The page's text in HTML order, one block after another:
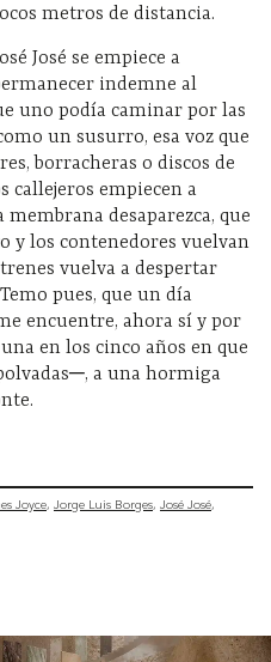
metros de distancia.
José se empiece a
indemne al
uno podía caminar por las
un susurro, esa voz que
borracheras o discos de
callejeros empiecen a
desaparezca, que
y los contenedores vuelvan
vuelva a despertar
pues, que un día
encuentre, ahora sí y por
en los cinco años en que
a una hormiga
Joyce Jorge Luis Borges José José